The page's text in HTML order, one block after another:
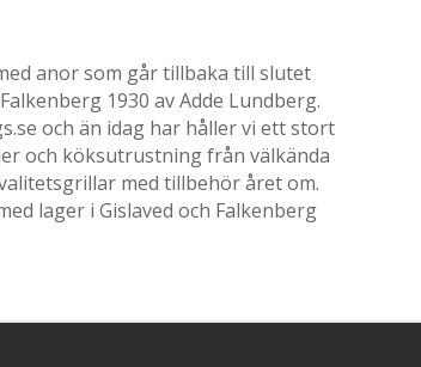
anor som går tillbaka till slutet
1930 av Adde Lundberg.
och än idag har håller vi ett stort
och köksutrustning från välkända
med tillbehör året om.
lager i Gislaved och Falkenberg